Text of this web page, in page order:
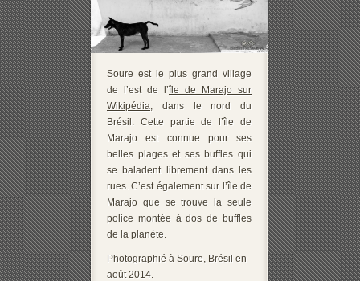
Soure est le plus grand village
de l’est de l’île de Marajo sur
Wikipédia , dans le nord du
Brésil. Cette partie de l’île de
Marajo est connue pour ses
belles plages et ses buffles qui
se baladent librement dans les
rues. C’est également sur l’île de
Marajo que se trouve la seule
police montée à dos de buffles
de la planète.
Photographié à Soure, Brésil en
août 2014.